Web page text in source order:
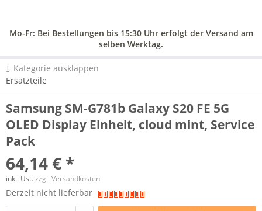
Mo-Fr: Bei Bestellungen bis 15:30 Uhr erfolgt der Versand am
selben Werktag.
↓ Kategorie ausklappen
Ersatzteile
Samsung SM-G781b Galaxy S20 FE 5G
OLED Display Einheit, cloud mint, Service
Pack
64,14 € *
inkl. Ust.zzgl. Versandkosten
Derzeit nicht lieferbar